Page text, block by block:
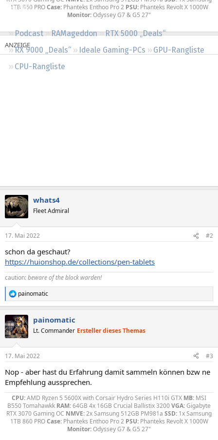
Regeln
Podcast RAMageddon
RTX 5000 „Deals“
RX 9000 „Deals“
Ideale Gaming-PCs
GPU-Rangliste
CPU-Rangliste
1TB 860 PROCase: Phanteks Enthoo Pro 2 PSU:Phanteks Revolt X 1000W
Monitor:Odyssey G7 & G5 27"
whats4
Fleet Admiral
17. Mai 2022 #2
schon da geschaut?
https://huionshop.de/collections/pen-tablets
caution:beware of the block warden!
R
e
k
t
i
e
:
painomatic
painomatic
Lt. Commander Ersteller dieses Themas
17. Mai 2022 #3
Nop - aber hast du Erfahrung damit sammeln können bzw ne
Empfehlung aussprechen.
CPU:AMD Ryzen 5 5600X with Corsair Hydro Series H110i GTX MB: MSI
B550 Tomahawkk RAM:64GB 4x 16GB Crucial Ballistix 3200VGA:Gigabyte
RTX 3070 Gaming OC NMVE:2x Samsung 512GB PM981a SSD: 1x Samsung
1TB 860 PROCase: Phanteks Enthoo Pro 2 PSU:Phanteks Revolt X 1000W
Monitor:Odyssey G7 & G5 27"